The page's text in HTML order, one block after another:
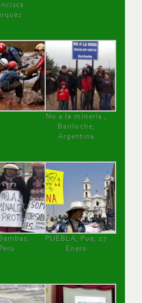
No a la minería ,
Bariloche,
Argentina
Perú
PUEBLA, Pue, 27
Enero